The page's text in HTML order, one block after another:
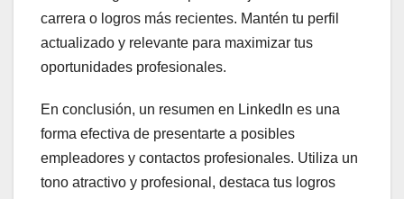
carrera o logros más recientes. Mantén tu perfil
actualizado y relevante para maximizar tus
oportunidades profesionales.
En conclusión, un resumen en LinkedIn es una
forma efectiva de presentarte a posibles
empleadores y contactos profesionales. Utiliza un
tono atractivo y profesional, destaca tus logros